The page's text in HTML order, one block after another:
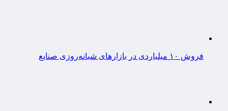
فروش ۱۰ میلیاردی در بازارهای شبانه‌روزی صنایع